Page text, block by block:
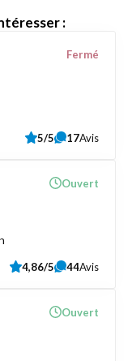
:
Fermé
5/5 17Avis
Ouvert
4,86/5 44Avis
Ouvert